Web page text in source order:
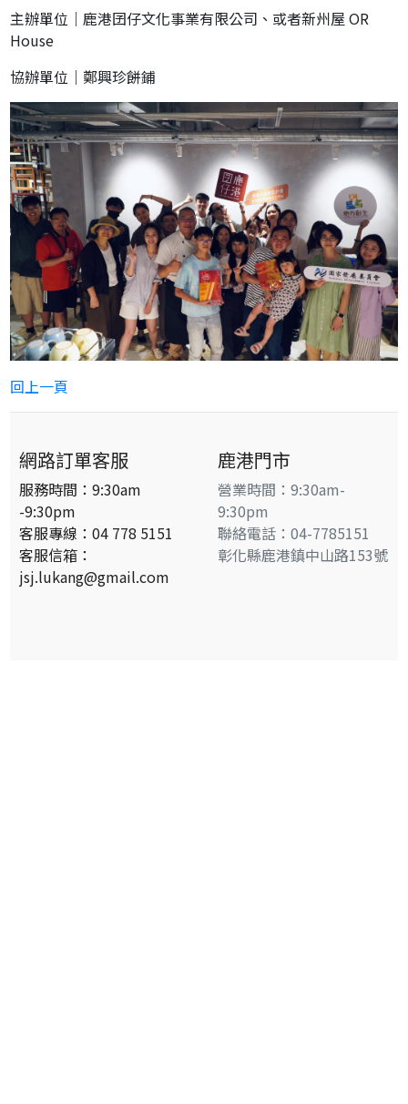
主辦單位｜鹿港囝仔文化事業有限公司、或者新州屋 OR
House
協辦單位｜鄭興珍餅鋪
回上一頁
網路訂單客服
服務時間：9:30am
-9:30pm
客服專線：04 778 5151
客服信箱：
jsj.lukang@gmail.com
鹿港門市
營業時間：9:30am-
9:30pm
聯絡電話：04-7785151
彰化縣鹿港鎮中山路153號